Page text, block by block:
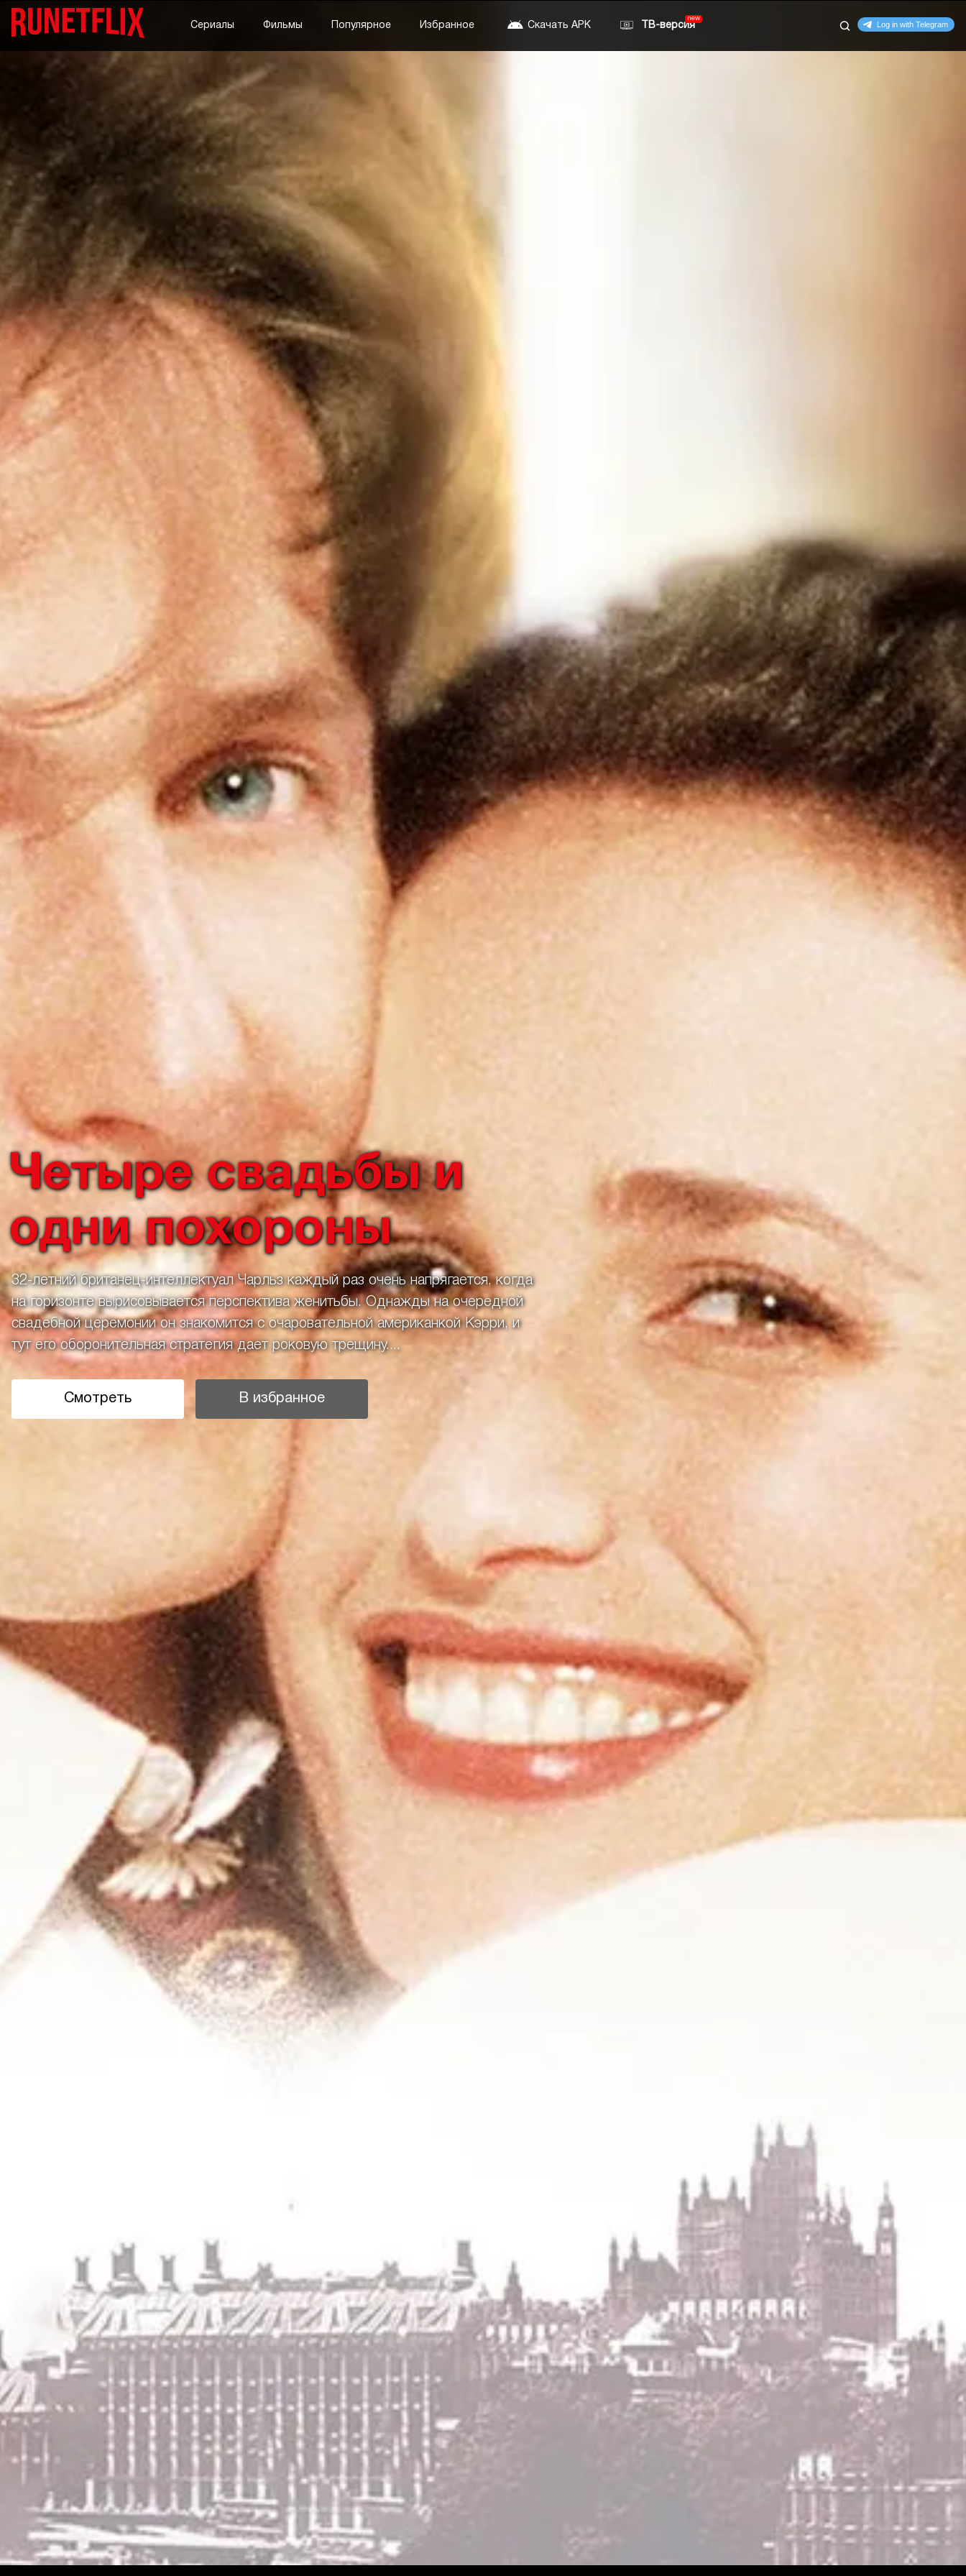
Сериалы Фильмы Популярное Избранное Скачать APK ТВ-версия
Четыре свадьбы и
одни похороны
32-летний британец-интеллектуал Чарльз каждый раз очень напрягается, когда
на горизонте вырисовывается перспектива женитьбы. Однажды на очередной
свадебной церемонии он знакомится с очаровательной американкой Кэрри, и
тут его оборонительная стратегия дает роковую трещину....
Смотреть В избранное